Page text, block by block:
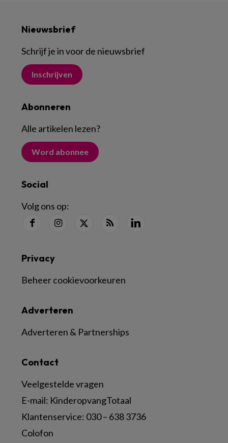
Nieuwsbrief
Schrijf je in voor de nieuwsbrief
Inschrijven
Abonneren
Alle artikelen lezen?
Word abonnee
Social
Volg ons op:
Contact
Veelgestelde vragen
E-mail: KinderopvangTotaal
Klantenservice: 030 – 638 3736
Colofon
Adverteren
Adverteren & Partnerships
Privacy
Beheer cookievoorkeuren